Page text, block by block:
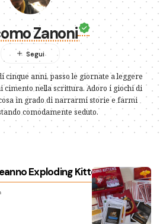
Zanoni
cinque anni, passo le giornate a leggere
cimento nella scrittura. Adoro i giochi di
in grado di narrarmi storie e farmi
comodamente seduto.
Exploding Kittens!